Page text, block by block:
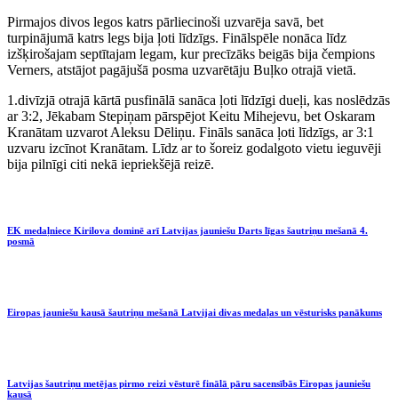
Pirmajos divos legos katrs pārliecinoši uzvarēja savā, bet
turpinājumā katrs legs bija ļoti līdzīgs. Finālspēle nonāca līdz
izšķirošajam septītajam legam, kur precīzāks beigās bija čempions
Verners, atstājot pagājušā posma uzvarētāju Buļko otrajā vietā.
1.divīzjā otrajā kārtā pusfinālā sanāca ļoti līdzīgi dueļi, kas noslēdzās
ar 3:2, Jēkabam Stepiņam pārspējot Keitu Mihejevu, bet Oskaram
Kranātam uzvarot Aleksu Dēliņu. Fināls sanāca ļoti līdzīgs, ar 3:1
uzvaru izcīnot Kranātam. Līdz ar to šoreiz godalgoto vietu ieguvēji
bija pilnīgi citi nekā iepriekšējā reizē.
EK medaļniece Kirilova dominē arī Latvijas jauniešu Darts līgas šautriņu mešanā 4.
posmā
Eiropas jauniešu kausā šautriņu mešanā Latvijai divas medaļas un vēsturisks panākums
Latvijas šautriņu metējas pirmo reizi vēsturē finālā pāru sacensībās Eiropas jauniešu
kausā